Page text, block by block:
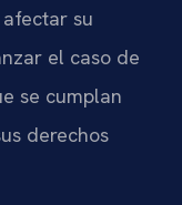
su
el caso de
se cumplan
derechos